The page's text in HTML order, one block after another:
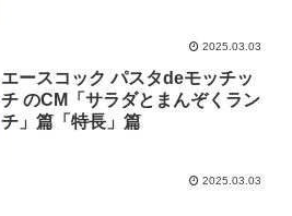
2025.03.03
エースコック パスタdeモッチッ
チ のCM「サラダとまんぞくラン
チ」篇「特長」篇
2025.03.03